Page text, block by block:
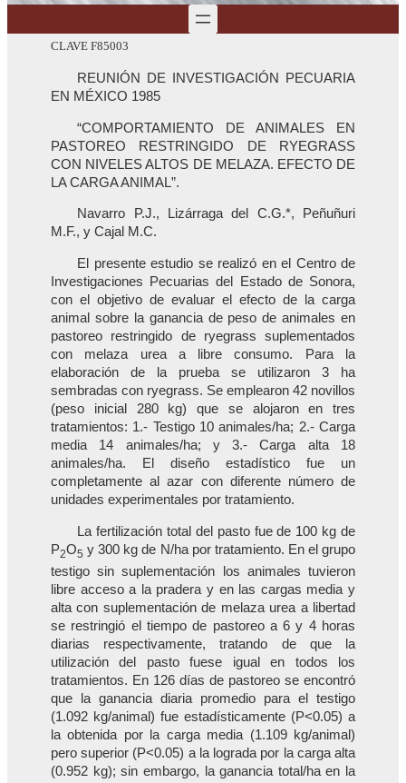
CLAVE F85003
REUNIÓN DE INVESTIGACIÓN PECUARIA
EN MÉXICO 1985
“COMPORTAMIENTO DE ANIMALES EN
PASTOREO RESTRINGIDO DE RYEGRASS
CON NIVELES ALTOS DE MELAZA. EFECTO DE
LA CARGA ANIMAL”.
Navarro P.J., Lizárraga del C.G.*, Peñuñuri
M.F., y Cajal M.C.
El presente estudio se realizó en el Centro de
Investigaciones Pecuarias del Estado de Sonora,
con el objetivo de evaluar el efecto de la carga
animal sobre la ganancia de peso de animales en
pastoreo restringido de ryegrass suplementados
con melaza urea a libre consumo. Para la
elaboración de la prueba se utilizaron 3 ha
sembradas con ryegrass. Se emplearon 42 novillos
(peso inicial 280 kg) que se alojaron en tres
tratamientos: 1.- Testigo 10 animales/ha; 2.- Carga
media 14 animales/ha; y 3.- Carga alta 18
animales/ha. El diseño estadístico fue un
completamente al azar con diferente número de
unidades experimentales por tratamiento.
La fertilización total del pasto fue de 100 kg de
P2O5 y 300 kg de N/ha por tratamiento. En el grupo
testigo sin suplementación los animales tuvieron
libre acceso a la pradera y en las cargas media y
alta con suplementación de melaza urea a libertad
se restringió el tiempo de pastoreo a 6 y 4 horas
diarias respectivamente, tratando de que la
utilización del pasto fuese igual en todos los
tratamientos. En 126 días de pastoreo se encontró
que la ganancia diaria promedio para el testigo
(1.092 kg/animal) fue estadísticamente (P<0.05) a
la obtenida por la carga media (1.109 kg/animal)
pero superior (P<0.05) a la lograda por la carga alta
(0.952 kg); sin embargo, la ganancia total/ha en la